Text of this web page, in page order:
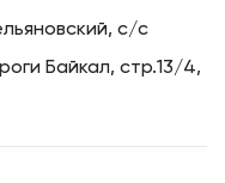
с/с
Байкал, стр.13/4,